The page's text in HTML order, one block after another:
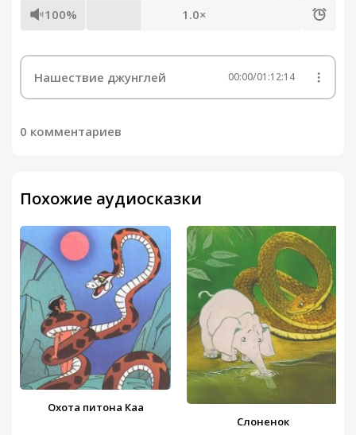
100% 1.0×
Нашествие джунглей 00:00/01:12:14
0 комментариев
Похожие аудиосказки
Охота питона Каа
Слоненок